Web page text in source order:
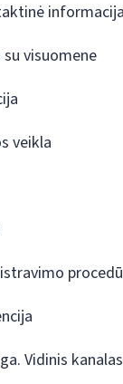
informacija
visuomene
veikla
Vidinis kanalas